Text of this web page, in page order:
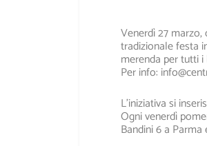
Venerdì 27
tradizionale festa
merenda per tutti
Per info:
L’iniziativa si
Ogni venerdì
Bandini 6 a